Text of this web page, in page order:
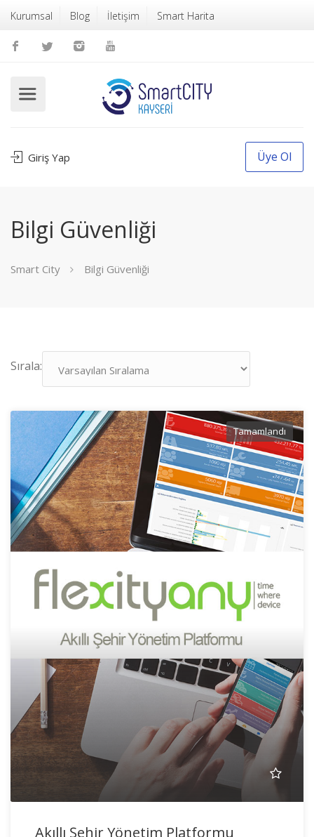
Kurumsal Blog İletişim Smart Harita
Giriş Yap Üye Ol
Bilgi Güvenliği
Smart City Bilgi Güvenliği
Sırala:
Tamamlandı
Akıllı Şehir Yönetim Platformu